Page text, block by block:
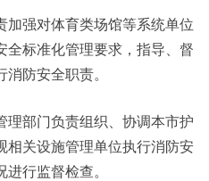
强对体育类场馆等系统单位
全标准化管理要求，指导、督
防安全职责。
部门负责组织、协调本市护
相关设施管理单位执行消防安
行监督检查。